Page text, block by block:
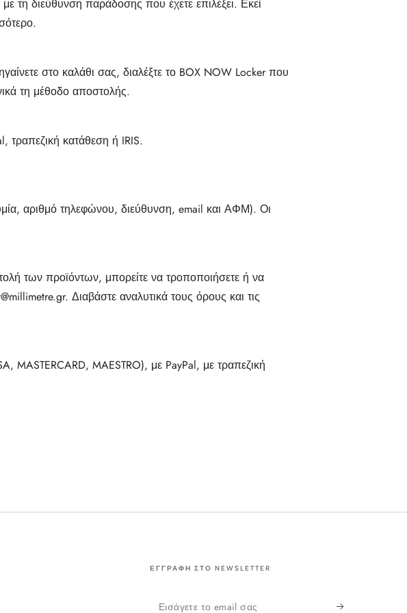
τη διεύθυνση παράδοσης που έχετε επιλέξει. Εκεί
στο καλάθι σας, διαλέξτε το BOX NOW Locker που
τη μέθοδο αποστολής.
τραπεζική κατάθεση ή IRIS.
αριθμό τηλεφώνου, διεύθυνση, email και ΑΦΜ). Οι
των προϊόντων, μπορείτε να τροποποιήσετε ή να
Διαβάστε αναλυτικά τους όρους και τις
MAESTRO), με PayPal, με τραπεζική
ΕΓΓΡΑΦΗ ΣΤΟ NEWSLETTER
Εισάγετε